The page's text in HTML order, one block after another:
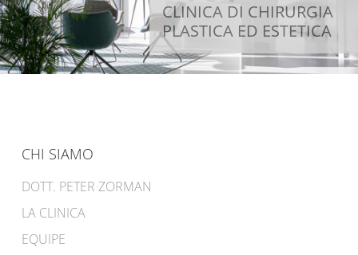
CLINICA DI CHIRURGIA
PLASTICA ED ESTETICA
CHI SIAMO
DOTT. PETER ZORMAN
LA CLINICA
EQUIPE